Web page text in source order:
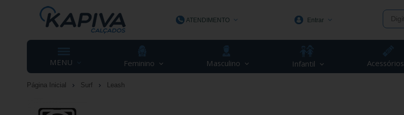
ATENDIMENTO
(48) 3623-1991
Entrar
MENU Feminino Masculino Infantil Acessórios
Página Inicial Surf Leash